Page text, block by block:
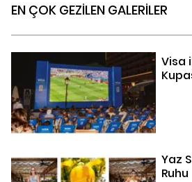
EN ÇOK GEZİLEN GALERİLER
Visa
Yaz
Ruhu